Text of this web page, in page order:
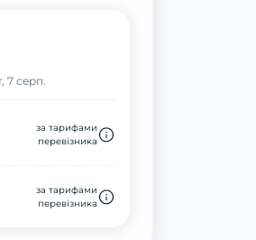
7 серп.
за тарифами
перевізника
за тарифами
перевізника